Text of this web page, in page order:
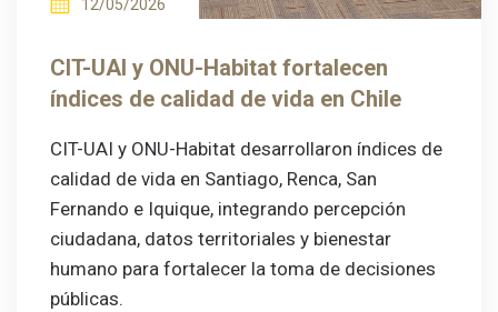
12/05/2026
CIT-UAI y ONU-Habitat fortalecen
índices de calidad de vida en Chile
CIT-UAI y ONU-Habitat desarrollaron índices de
calidad de vida en Santiago, Renca, San
Fernando e Iquique, integrando percepción
ciudadana, datos territoriales y bienestar
humano para fortalecer la toma de decisiones
públicas.